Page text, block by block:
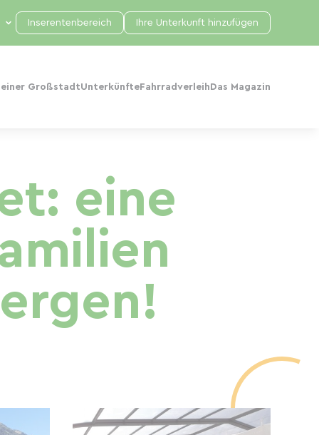
einer GroßstadtUnterkünfte Fahrradverleih Das Magazin
Inserentenbereich Ihre Unterkunft hinzufügen
eine